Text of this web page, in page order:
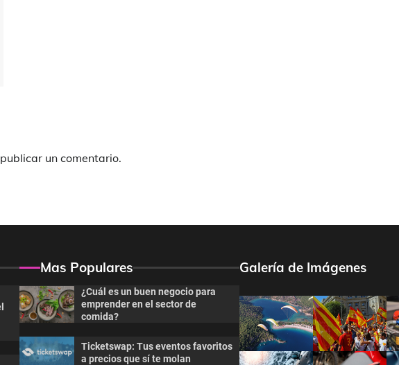
un comentario.
Mas Populares
¿Cuál es un buen negocio para
emprender en el sector de
comida?
Ticketswap: Tus eventos favoritos
a precios que sí te molan
Galería de Imágenes